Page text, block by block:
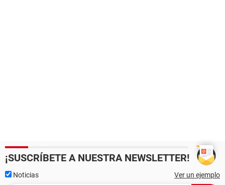
¡SUSCRÍBETE A NUESTRA NEWSLETTER!
Noticias Ver un ejemplo